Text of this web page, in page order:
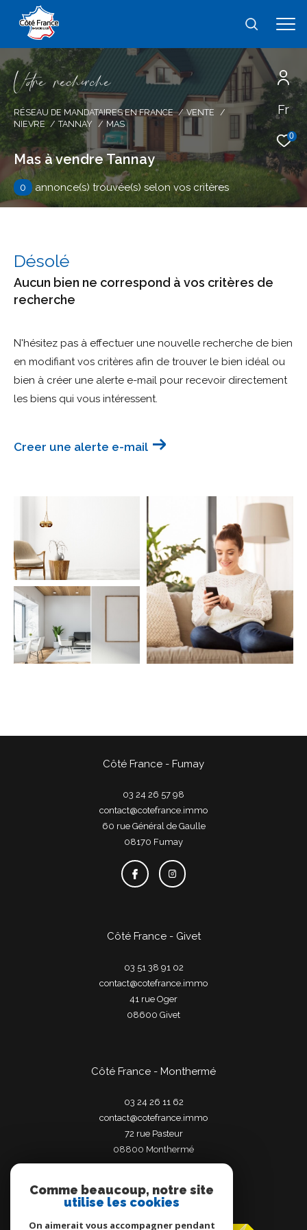
Fr
0
Vore recece
RÉSEAU DE MANDATAIRES EN FRANCE
VENTE
NIEVRE
TANNAY MAS
Mas à vendre Tannay
0 annonce(s) trouvée(s) selon vos critères
Désolé
Aucun bien ne correspond à vos critères de
recherche
N'hésitez pas à effectuer une nouvelle recherche de bien
en modifiant vos critères afin de trouver le bien idéal ou
bien à créer une alerte e-mail pour recevoir directement
les biens qui vous intéressent.
Creer une alerte e-mail
Côté France - Fumay
03 24 26 57 98
contact@cotefrance.immo
60 rue Général de Gaulle
08170
fumay
Côté France - Givet
03 51 38 91 02
contact@cotefrance.immo
41 rue Oger
08600
givet
Côté France - Monthermé
03 24 26 11 62
contact@cotefrance.immo
72 rue Pasteur
08800
monthermé
Adhérents
Comme beaucoup, notre site
utilise les cookies
On aimerait vous accompagner pendant
Effectuer une recherche
et trouver le bien qui correspond à vos
critères
Type
d'offre
Vente
bien
Ville
Budget
Surface
Surface
Pièces
AFFINER LES CRITÈRES
TERRASSE PARKING PISCINE
FILTRER PAR
COUPS DE COEUR
EXCLUSIVITÉS NOUVEAUTÉS